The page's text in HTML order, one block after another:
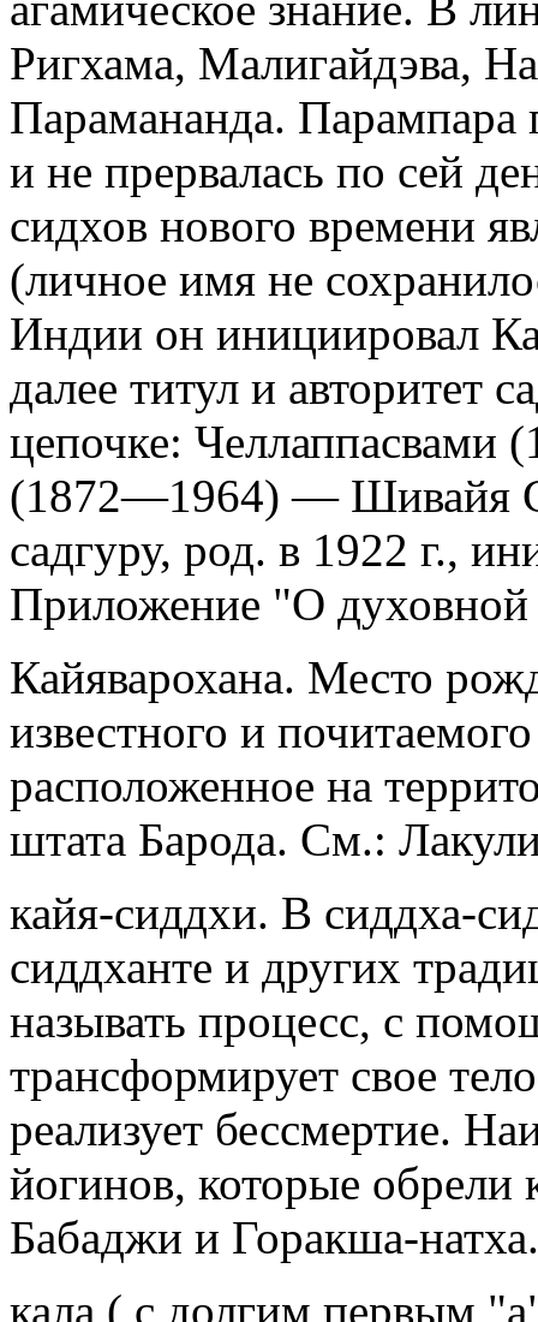
Ригхама, Малигайдэва,
Парамананда. Парампара
и не прервалась по сей
сидхов нового времени
(личное имя не
Индии он инициировал
далее титул и авторитет
цепочке:
(1872—1964) — Шивайя
садгуру, род. в 1922 г.,
Приложение "О духовной
Кайяварохана. Место
известного и
расположенное на
штата Барода. См.:
кайя-сиддхи. В сиддха-
сиддханте и других
называть процесс, с
трансформирует свое
реализует бессмертие.
йогинов, которые
Бабаджи и Горакша-
кала ( с долгим первым